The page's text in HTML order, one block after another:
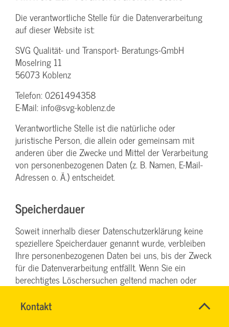
Kontakt
RONALD
Name*
Die verantwortliche Stelle für die Datenverarbeitung
auf dieser Website ist:
SVG Qualität- und Transport- Beratungs-GmbH
Moselring 11
56073 Koblenz
Telefon: 0261494358
E-Mail: info@svg-koblenz.de
Verantwortliche Stelle ist die natürliche oder
juristische Person, die allein oder gemeinsam mit
anderen über die Zwecke und Mittel der Verarbeitung
von personenbezogenen Daten (z. B. Namen, E-Mail-
Adressen o. Ä.) entscheidet.
Speicherdauer
Soweit innerhalb dieser Datenschutzerklärung keine
speziellere Speicherdauer genannt wurde, verbleiben
Ihre personenbezogenen Daten bei uns, bis der Zweck
für die Datenverarbeitung entfällt. Wenn Sie ein
berechtigtes Löschersuchen geltend machen oder
werden Ihre Daten gelöscht, sofern wir keine anderen